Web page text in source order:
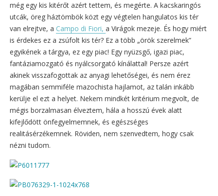
még egy kis kitérőt azért tettem, és megérte. A kacskaringós
utcák, öreg háztömbök közt egy végtelen hangulatos kis tér
van elrejtve, a Campo di Fiori, a Virágok mezeje. És hogy miért
is érdekes ez a zsúfolt kis tér? Ez a több „örök szerelmek”
egyikének a tárgya, ez egy piac! Egy nyüzsgő, igazi piac,
fantáziamozgató és nyálcsorgató kínálattal! Persze azért
akinek visszafogottak az anyagi lehetőségei, és nem érez
magában semmiféle mazochista hajlamot, az talán inkább
kerülje el ezt a helyet. Nekem mindkét kritérium megvolt, de
mégis borzalmasan élveztem, hála a hosszú évek alatt
kifejlődött önfegyelmemnek, és egészséges
realitásérzékemnek. Röviden, nem szenvedtem, hogy csak
nézni tudom.